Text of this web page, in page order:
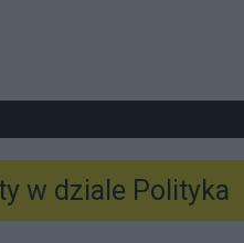
w dziale Polityka